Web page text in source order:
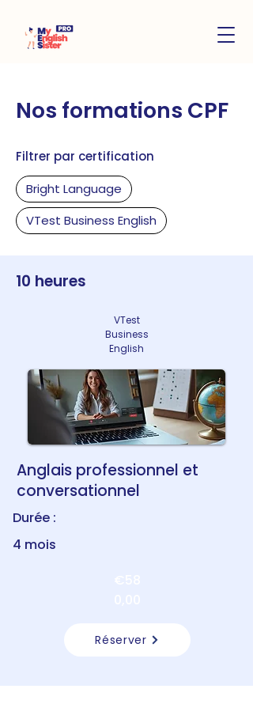
Nos formations CPF
Filtrer par certification
Bright Language
VTest Business English
10 heures
VTest
Business
English
Anglais professionnel et
conversationnel
Durée :
4 mois
Réserver